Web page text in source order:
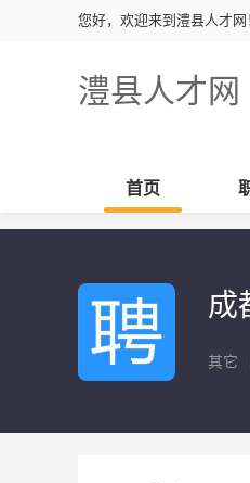
您好，欢迎来到澧县人才网
澧县人才网
首页
成
其它